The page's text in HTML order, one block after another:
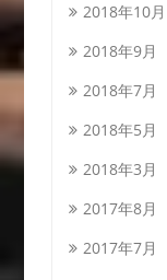
2018年10月
2018年9月
2018年7月
2018年5月
2018年3月
2017年8月
2017年7月